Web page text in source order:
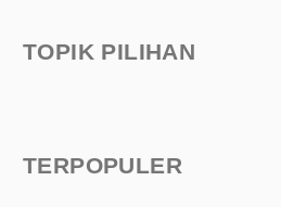
TOPIK PILIHAN
TERPOPULER